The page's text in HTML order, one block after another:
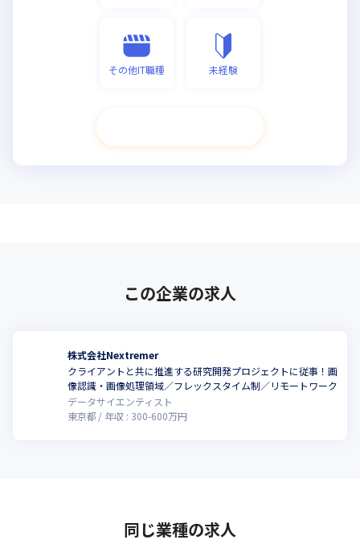
その他IT職種 未経験
この企業の求人
株式会社Nextremer
クライアントと共に推進する研究開発プロジェクトに従事！画
像認識・画像処理領域／フレックスタイム制／リモートワーク
データサイエンティスト
東京都
年収 : 300-600万円
同じ業種の求人